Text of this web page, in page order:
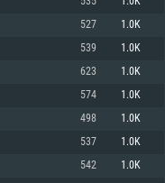
720p)
527 1.0K
539 1.0K
623 1.0K
574 1.0K
498 1.0K
537 1.0K
542 1.0K